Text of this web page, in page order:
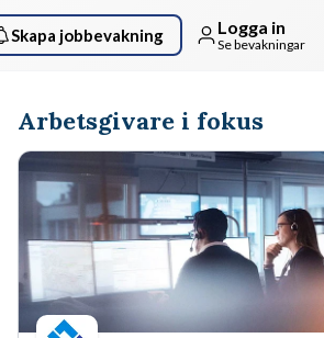
Skapa jobbevakning Logga in
Se bevakningar
Arbetsgivare i fokus